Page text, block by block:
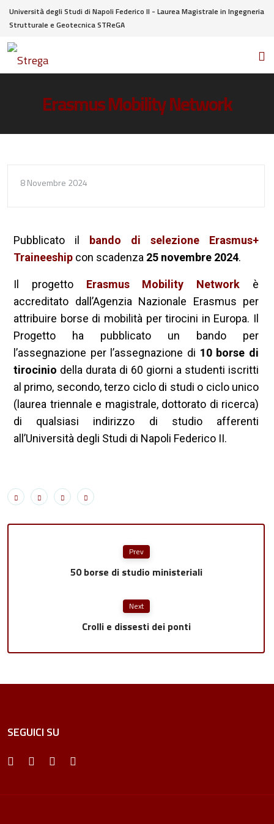
Università degli Studi di Napoli Federico II - Laurea Magistrale in Ingegneria
Strutturale e Geotecnica STReGA
Erasmus Mobility Network
8 Novembre 2024
Pubblicato il
bando di selezione Erasmus+
Traineeship con scadenza 25 novembre 2024.
Il progetto Erasmus Mobility Network è
accreditato dall’Agenzia Nazionale Erasmus per
attribuire borse di mobilità per tirocini in Europa. Il
Progetto ha pubblicato un bando per
l’assegnazione per l’assegnazione di 10 borse di
tirocinio della durata di 60 giorni a studenti iscritti
al primo, secondo, terzo ciclo di studi o ciclo unico
(laurea triennale e magistrale, dottorato di ricerca)
di qualsiasi indirizzo di studio afferenti
all’Università degli Studi di Napoli Federico II.
Prev
50 borse di studio ministeriali
Next
Crolli e dissesti dei ponti
SEGUICI SU